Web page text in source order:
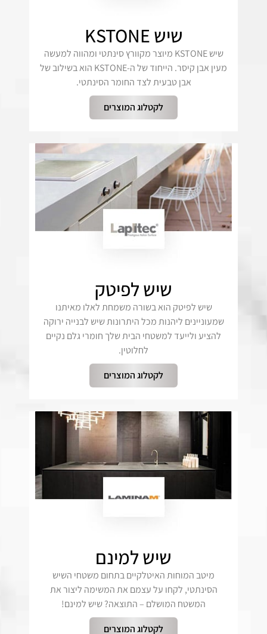
שיש KSTONE
שיש KSTONE מיוצר מקוורץ סינתטי ומהווה למעשה
מעין אבן קיסר. הייחוד של ה-KSTONE הוא בשילוב של
אבן טבעית לצד החומר הסינתטי.
לקטלוג המוצרים
שיש לפיטק
שיש לפיטק הוא בשורה משמחת לאלו מאיתנו
שמעוניינים ליהנות מכל היתרונות שיש לבנייה ירוקה
להציע ולייעד למשטחי הבית שלך חומרי גלם נקיים
לחלוטין.
לקטלוג המוצרים
שיש למינם
מיטב המוחות האיטלקיים בתחום משטחי השיש
הסינתטי, לקחו על עצמם את המשימה ליצור את
המשטח המושלם – התוצאה? שיש למינם!
לקטלוג המוצרים